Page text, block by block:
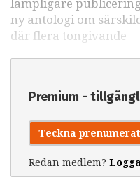
lämpligare
ny antologi om
där flera tongivande
Premium -
Teckna
Redan medlem?